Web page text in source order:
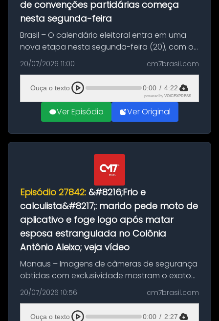
de convenções partidárias começa
nesta segunda-feira
Brasil – O calendário eleitoral entra em uma
nova etapa nesta segunda-feira (20), com o
início do período destinado às convenções
partidárias. Até 5 de agosto, partidos e
federações poderão oficializa...
20/07/2026 11:00 cm7brasil.com
Ouça o texto 0:00 / 4:22
powered by VOICEXPRESS
Ver Episódio Ver Original
Episódio 27842: &#8216;Frio e
calculista&#8217;: marido pede moto de
aplicativo e foge logo após matar
esposa estrangulada no Colônia
Antônio Aleixo; veja vídeo
Manaus – Imagens de câmeras de segurança
obtidas com exclusividade mostram o exato
momento da fuga do principal suspeito da
morte de Larissa Araújo, de 28 anos. O crime
ocorreu na noite deste último d...
20/07/2026 10:56 cm7brasil.com
Ouça o texto 0:00 / 2:27